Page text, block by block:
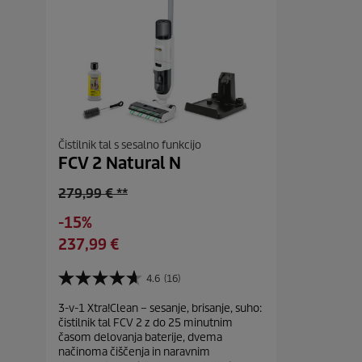
Čistilnik tal s sesalno funkcijo
FCV 2 Natural N
O
d
p
o
u
c
t
279,99 € **
S
a
i
g
-15%
C
r
e
n
t
237,99 €
4.6 (16)
4
6
o
d
5
3-v-1 Xtra!Clean – sesanje, brisanje, suho:
čistilnik tal FCV 2 z do 25 minutnim
časom delovanja baterije, dvema
načinoma čiščenja in naravnim